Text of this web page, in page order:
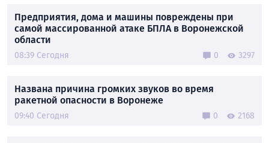
Предприятия, дома и машины повреждены при
самой массированной атаке БПЛА в Воронежской
области
08:39 Сегодня 0 3297
Названа причина громких звуков во время
ракетной опасности в Воронеже
09:40 Сегодня 0 2168